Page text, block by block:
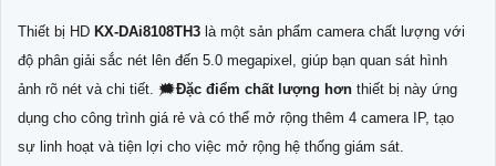
Thiết bị HD KX-DAi8108TH3 là một sản phẩm camera chất lượng với
độ phân giải sắc nét lên đến 5.0 megapixel, giúp bạn quan sát hình
ảnh rõ nét và chi tiết. 🗯️Đặc điểm chất lượng hơn thiết bị này ứng
dụng cho công trình giá rẻ và có thể mở rộng thêm 4 camera IP, tạo
sự linh hoạt và tiện lợi cho việc mở rộng hệ thống giám sát.